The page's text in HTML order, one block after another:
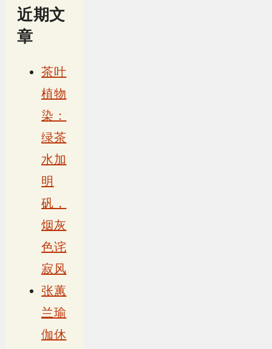
近期文
章
茶叶
植物
染：
绿茶
水加
明
矾，
烟灰
色诧
寂风
张蕙
兰瑜
伽休